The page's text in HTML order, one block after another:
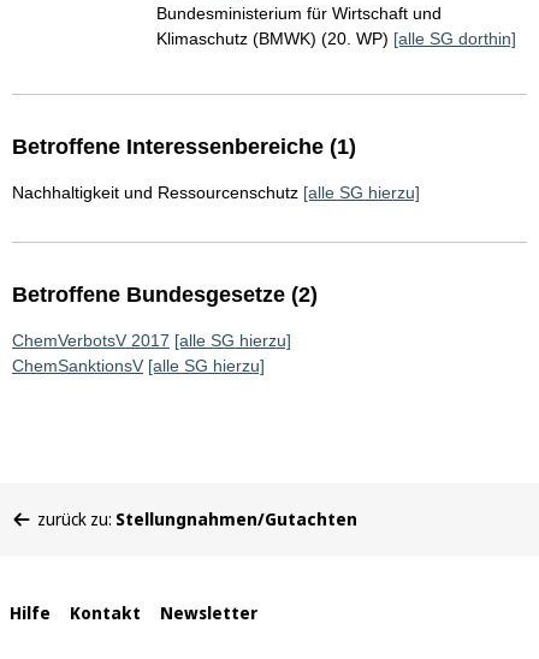
Bundesministerium für Wirtschaft und
Klimaschutz (BMWK) (20. WP) [alle SG dorthin]
Betroffene Interessenbereiche (1)
Nachhaltigkeit und Ressourcenschutz [alle SG hierzu]
Betroffene Bundesgesetze (2)
ChemVerbotsV 2017 [alle SG hierzu]
ChemSanktionsV [alle SG hierzu]
befinden
zurück zu: Stellungnahmen/Gutachten
Interne
Hilfe Kontakt Newsletter